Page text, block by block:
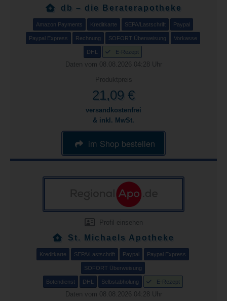
db – die Beraterapotheke
Amazon Payments Kreditkarte SEPA/Lastschrift Paypal
Paypal Express Rechnung SOFORT Überweisung Vorkasse
DHL E-Rezept
Daten vom 08.08.2026 04:28 Uhr
Produktpreis
21,09 €
versandkostenfrei
& inkl. MwSt.
im Shop bestellen
Profil einsehen
St. Michaels Apotheke
Kreditkarte SEPA/Lastschrift Paypal Paypal Express
SOFORT Überweisung
Botendienst DHL Selbstabholung E-Rezept
Daten vom 08.08.2026 04:28 Uhr